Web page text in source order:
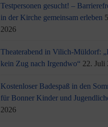
Testpersonen gesucht! –
in der Kirche gemeinsam erleben
2026
Theaterabend in Vilich-Müldorf:
kein Zug nach Irgendwo“ 22. Juli
Kostenloser Badespaß in den
für Bonner Kinder und
2026